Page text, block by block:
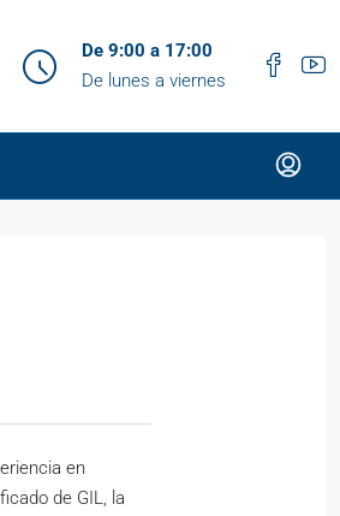
De 9:00 a 17:00
De lunes a viernes
en
de GIL, la